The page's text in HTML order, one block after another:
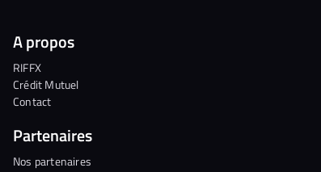
A propos
RIFFX
Crédit Mutuel
Contact
Partenaires
Nos partenaires